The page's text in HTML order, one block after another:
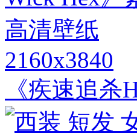
2160x3840
《疾速追